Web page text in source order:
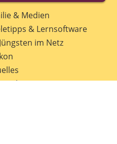
& Medien
& Lernsoftware
im Netz